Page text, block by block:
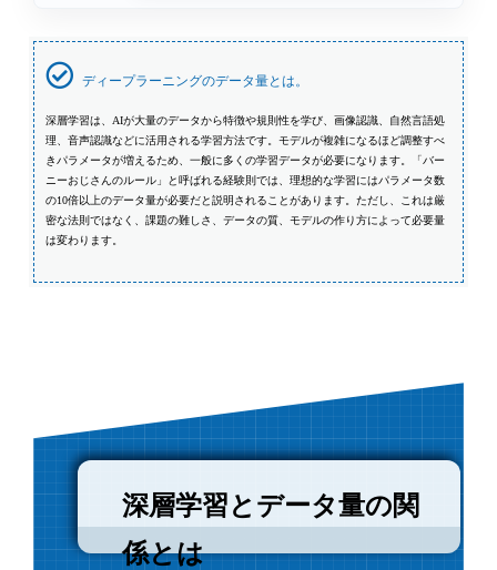
ディープラーニングのデータ量とは。
深層学習は、AIが大量のデータから特徴や規則性を学び、画像認識、自然言語処
理、音声認識などに活用される学習方法です。モデルが複雑になるほど調整すべ
きパラメータが増えるため、一般に多くの学習データが必要になります。「バー
ニーおじさんのルール」と呼ばれる経験則では、理想的な学習にはパラメータ数
の10倍以上のデータ量が必要だと説明されることがあります。ただし、これは厳
密な法則ではなく、課題の難しさ、データの質、モデルの作り方によって必要量
は変わります。
深層学習とデータ量の関
係とは